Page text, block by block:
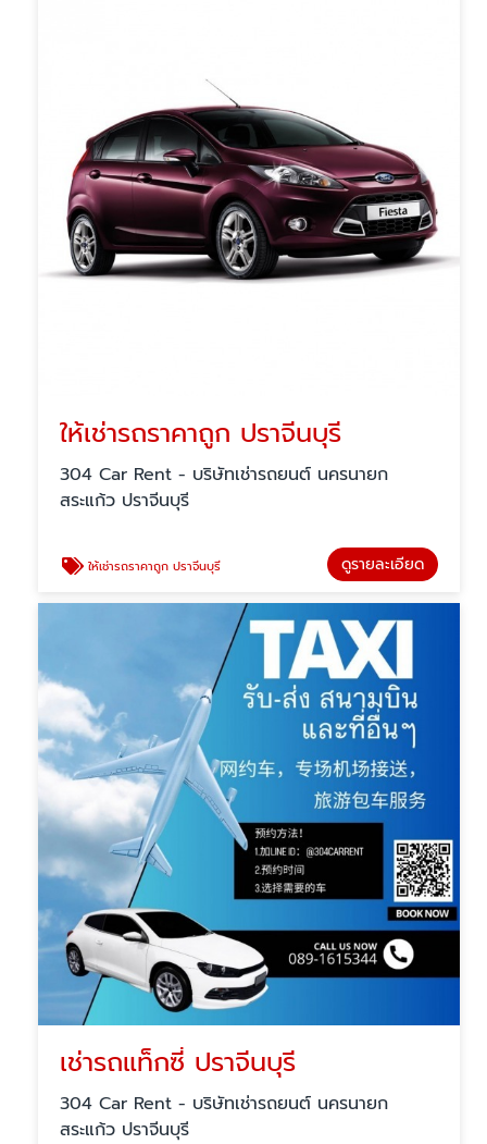
ให้เช่ารถราคาถูก ปราจีนบุรี
304 Car Rent - บริษัทเช่ารถยนต์ นครนายก
สระแก้ว ปราจีนบุรี
ให้เช่ารถราคาถูก ปราจีนบุรี ดูรายละเอียด
เช่ารถแท็กซี่ ปราจีนบุรี
304 Car Rent - บริษัทเช่ารถยนต์ นครนายก
สระแก้ว ปราจีนบุรี